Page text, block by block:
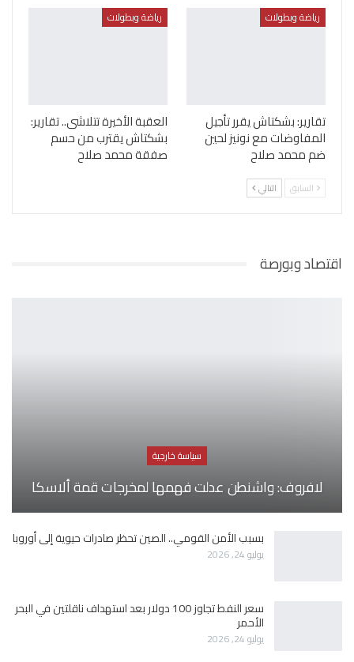
رياضة وبطولات
تقارير: بشكتاش يقرر تأجيل
المفاوضات مع نونيز لحين
ضم محمد صلاح
رياضة وبطولات
العقبة الأخيرة تتلاشى.. تقارير:
بشكتاش يقترب من حسم
صفقة محمد صلاح
السابق التالي
اقتصاد وبورصة
سياسة خارجية
لافروف: واشنطن عدلت فهمها لمخرجات قمة ألاسكا
بسبب الأمن القومي.. الصين تحظر صادرات حيوية إلى أوروبا
يوليو 24, 2026
سعر النفط تجاوز 100 دولار بعد استهداف ناقلتين في البحر
الأحمر
يوليو 24, 2026